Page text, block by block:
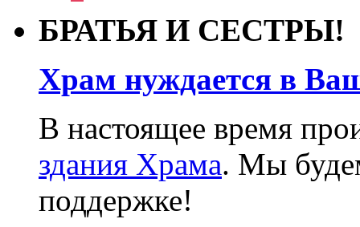
БРАТЬЯ И СЕСТРЫ!
Храм нуждается в
В настоящее время
здания Храма. Мы
поддержке!